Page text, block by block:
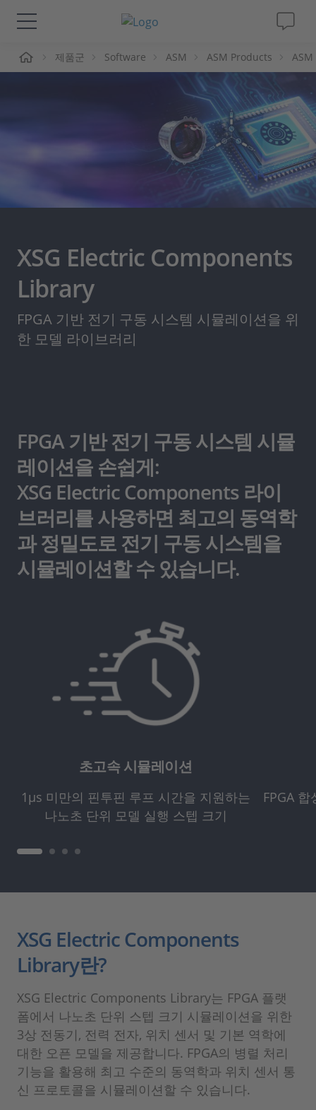
솔루션 및 제품
동영상
인재채용
제품군 Software ASM ASM Products ASM
XSG Electric Components
Library
FPGA 기반 전기 구동 시스템 시뮬레이션을 위
한 모델 라이브러리
FPGA 기반 전기 구동 시스템 시뮬
레이션을 손쉽게:
XSG Electric Components 라이
브러리를 사용하면 최고의 동역학
과 정밀도로 전기 구동 시스템을
시뮬레이션할 수 있습니다.
초고속 시뮬레이션
1µs 미만의 핀투핀 루프 시간을 지원하는
나노초 단위 모델 실행 스텝 크기
FPGA
XSG Electric Components
Library란?
XSG Electric Components Library는 FPGA 플랫
폼에서 나노초 단위 스텝 크기 시뮬레이션을 위한
3상 전동기, 전력 전자, 위치 센서 및 기본 역학에
대한 오픈 모델을 제공합니다. FPGA의 병렬 처리
기능을 활용해 최고 수준의 동역학과 위치 센서 통
신 프로토콜을 시뮬레이션할 수 있습니다.